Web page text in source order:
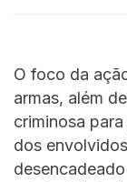
O foco da
armas, além
criminosa
dos